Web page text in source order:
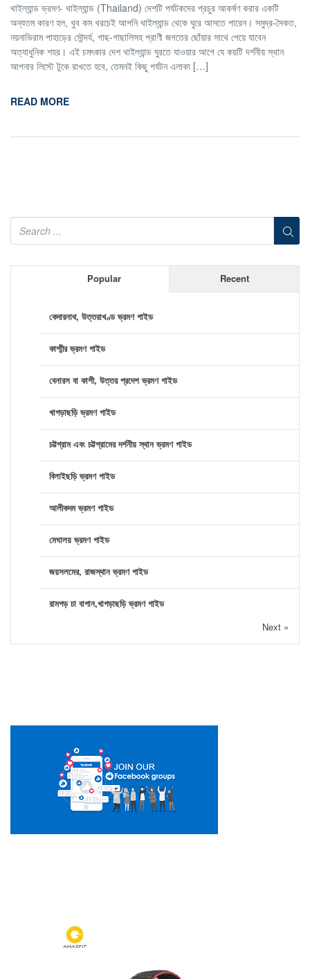
থাইল্যান্ড ভ্রমণ- থাইল্যান্ড (Thailand) দেশটি পর্যটকদের প্রচুর আকর্ষণ করার একটি
অন্যতম কারণ হল, খুব কম খরচেই আপনি থাইল্যান্ড থেকে ঘুরে আসতে পারেন। সমুদ্র-সৈকত,
নয়নাভিরাম পাহাড়ের সৌন্দর্য, গাছ-গাছালিসহ প্রাণী জগতের ছোঁয়ার সাথে পেয়ে যাবেন
অত্যাধুনিক শহর। এই চমৎকার দেশ থাইল্যান্ড ঘুরতে যাওয়ার আগে যে কয়টি দর্শনীয় স্থান
আপনার লিস্টে টুকে রাখতে হবে, তেমনই কিছু পর্যটন এলাকা […]
READ MORE
Popular Recent
কেদারনাথ, উত্তরাখণ্ড ভ্রমণ গাইড
কাশ্মীর ভ্রমণ গাইড
বেনারস বা কাশী, উত্তর প্রদেশ ভ্রমণ গাইড
খাগড়াছড়ি ভ্রমণ গাইড
চট্টগ্রাম এবং চট্টগ্রামের দর্শনীয় স্থান ভ্রমণ গাইড
বিলাইছড়ি ভ্রমণ গাইড
আলীকদম ভ্রমণ গাইড
মেঘালয় ভ্রমণ গাইড
জয়সলমের, রাজস্থান ভ্রমণ গাইড
রামগড় চা বাগান,খাগড়াছড়ি ভ্রমণ গাইড
Next »